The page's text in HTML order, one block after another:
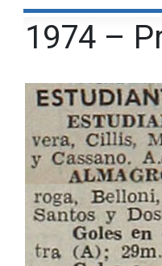
1974 –